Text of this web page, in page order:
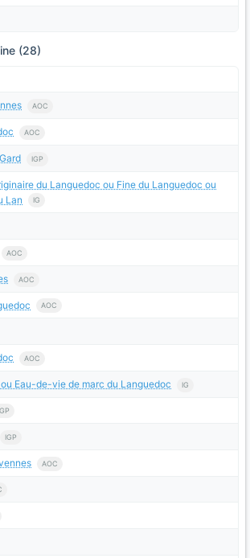
(28)
AOC
AOC
IGP
du Languedoc ou Fine du Languedoc ou
Lan
IG
AOC
AOC
AOC
AOC
Eau-de-vie de marc du Languedoc IG
IGP
AOC